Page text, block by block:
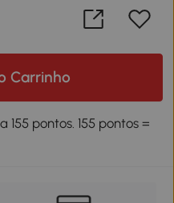
Carrinho
pontos. 155 pontos =